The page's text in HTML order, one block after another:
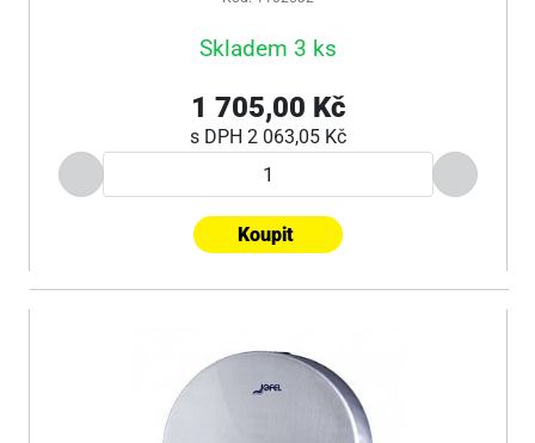
Skladem 3 ks
1 705,00 Kč
s DPH 2 063,05 Kč
Koupit